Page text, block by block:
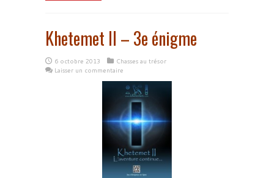
Khetemet II – 3e énigme
6 octobre 2013
Chasses au trésor
Laisser un commentaire